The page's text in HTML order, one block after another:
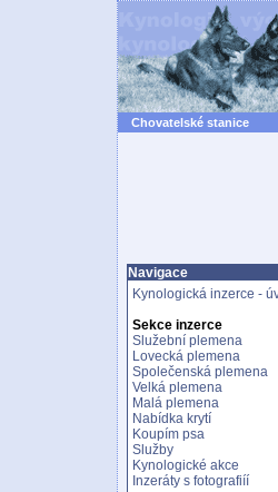
Chovatelské stanice
Navigace
Kynologická inzerce -
Sekce inzerce
Služební plemena
Lovecká plemena
Společenská plemena
Velká plemena
Malá plemena
Nabídka krytí
Koupím psa
Služby
Kynologické akce
Inzeráty s fotografiíí